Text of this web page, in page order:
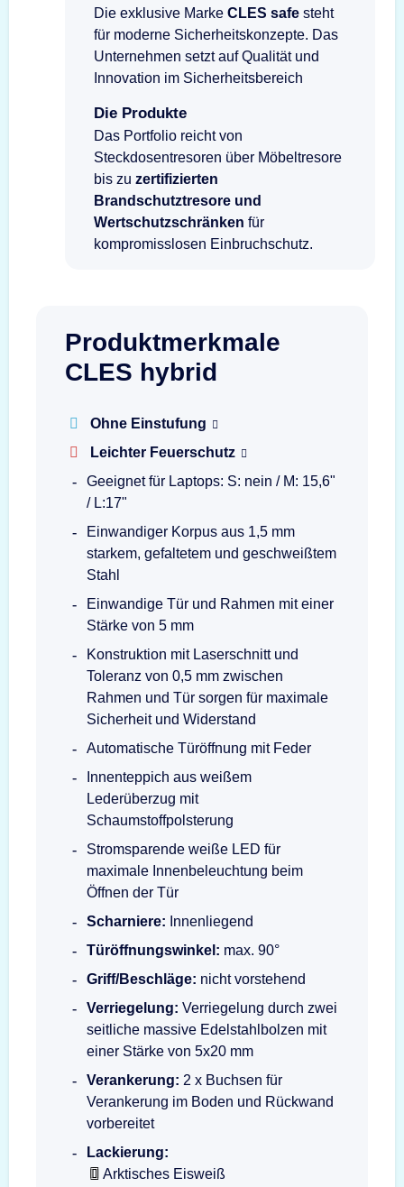
Die exklusive Marke CLES safe steht
für moderne Sicherheitskonzepte. Das
Unternehmen setzt auf Qualität und
Innovation im Sicherheitsbereich
Die Produkte
Das Portfolio reicht von
Steckdosentresoren über Möbeltresore
bis zu zertifizierten
Brandschutztresore und
Wertschutzschränken für
kompromisslosen Einbruchschutz.
Produktmerkmale
CLES hybrid
Ohne Einstufung
Leichter Feuerschutz
Geeignet für Laptops: S: nein / M: 15,6"
/ L:17"
Einwandiger Korpus aus 1,5 mm
starkem, gefaltetem und geschweißtem
Stahl
Einwandige Tür und Rahmen mit einer
Stärke von 5 mm
Konstruktion mit Laserschnitt und
Toleranz von 0,5 mm zwischen
Rahmen und Tür sorgen für maximale
Sicherheit und Widerstand
Automatische Türöffnung mit Feder
Innenteppich aus weißem
Lederüberzug mit
Schaumstoffpolsterung
Stromsparende weiße LED für
maximale Innenbeleuchtung beim
Öffnen der Tür
Scharniere: Innenliegend
Türöffnungswinkel: max. 90°
Griff/Beschläge: nicht vorstehend
Verriegelung: Verriegelung durch zwei
seitliche massive Edelstahlbolzen mit
einer Stärke von 5x20 mm
Verankerung: 2 x Buchsen für
Verankerung im Boden und Rückwand
vorbereitet
Lackierung:
Arktisches Eisweiß